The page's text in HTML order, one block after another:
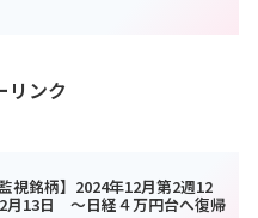
リンク
視銘柄】2024年12月第2週12
月13日 ～日経４万円台へ復帰